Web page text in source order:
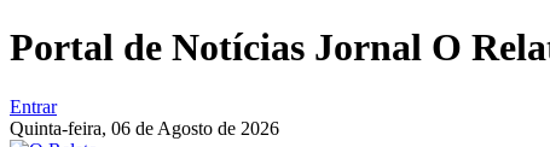
Portal de Notícias Jornal O
Entrar
Quinta-feira, 06 de Agosto de 2026